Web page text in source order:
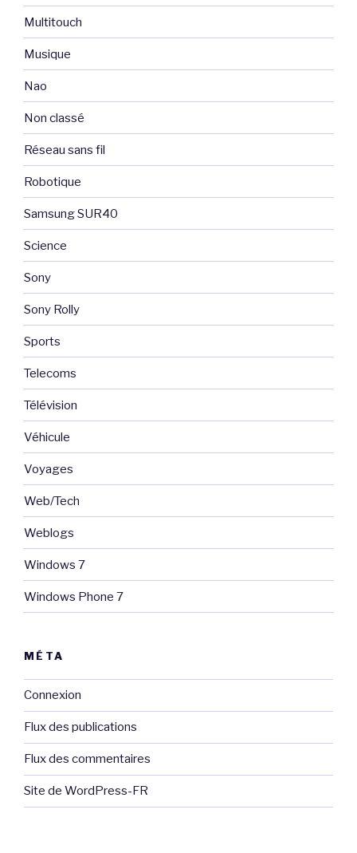
Multitouch
Musique
Nao
Non classé
Réseau sans fil
Robotique
Samsung SUR40
Science
Sony
Sony Rolly
Sports
Telecoms
Télévision
Véhicule
Voyages
Web/Tech
Weblogs
Windows 7
Windows Phone 7
MÉTA
Connexion
Flux des publications
Flux des commentaires
Site de WordPress-FR